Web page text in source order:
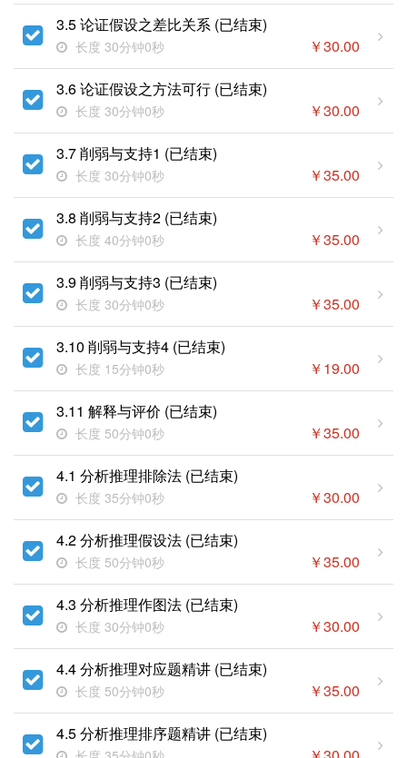
3.5 论证假设之差比关系 (已结束)
长度 30分钟0秒 ￥30.00
3.6 论证假设之方法可行 (已结束)
长度 30分钟0秒 ￥30.00
3.7 削弱与支持1 (已结束)
长度 30分钟0秒 ￥35.00
3.8 削弱与支持2 (已结束)
长度 40分钟0秒 ￥35.00
3.9 削弱与支持3 (已结束)
长度 30分钟0秒 ￥35.00
3.10 削弱与支持4 (已结束)
长度 15分钟0秒 ￥19.00
3.11 解释与评价 (已结束)
长度 50分钟0秒 ￥35.00
4.1 分析推理排除法 (已结束)
长度 35分钟0秒 ￥30.00
4.2 分析推理假设法 (已结束)
长度 50分钟0秒 ￥35.00
4.3 分析推理作图法 (已结束)
长度 30分钟0秒 ￥30.00
4.4 分析推理对应题精讲 (已结束)
长度 50分钟0秒 ￥35.00
4.5 分析推理排序题精讲 (已结束)